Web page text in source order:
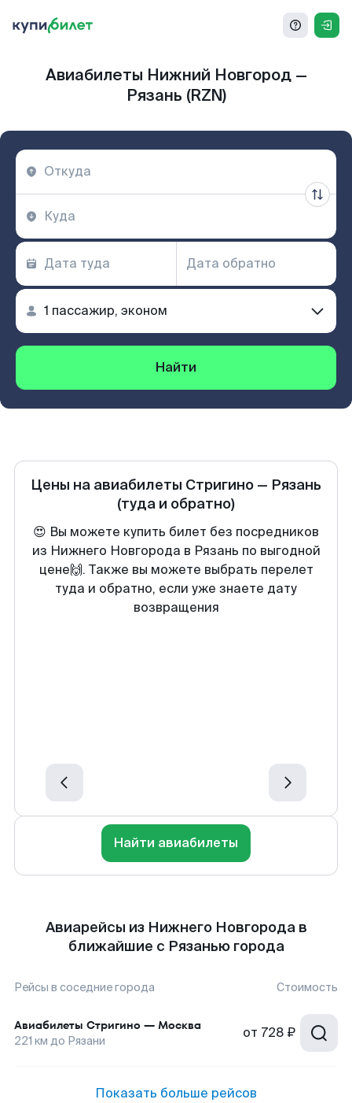
Авиабилеты Нижний Новгород —
Рязань (RZN)
Найти
Цены на авиабилеты Стригино — Рязань
(туда и обратно)
😍 Вы можете купить билет без посредников
из Нижнего Новгорода в Рязань по выгодной
цене🙌. Также вы можете выбрать перелет
туда и обратно, если уже знаете дату
возвращения
Найти авиабилеты
Авиарейсы из Нижнего Новгорода в
ближайшие с Рязанью города
Рейсы в соседние города Стоимость
Авиабилеты Стригино — Москва
221 км до Рязани от 728 ₽
Показать больше рейсов